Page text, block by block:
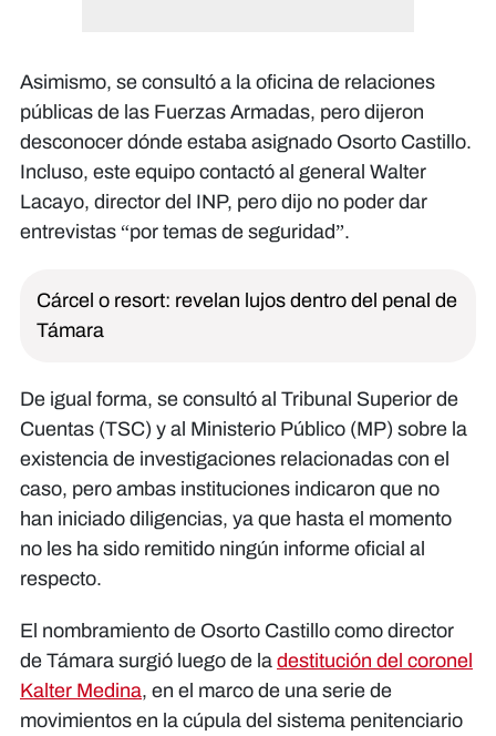
Asimismo, se consultó a la oficina de relaciones
públicas de las Fuerzas Armadas, pero dijeron
desconocer dónde estaba asignado Osorto Castillo.
Incluso, este equipo contactó al general Walter
Lacayo, director del INP, pero dijo no poder dar
entrevistas “por temas de seguridad”.
Cárcel o resort: revelan lujos dentro del penal de
Támara
De igual forma, se consultó al Tribunal Superior de
Cuentas (TSC) y al Ministerio Público (MP) sobre la
existencia de investigaciones relacionadas con el
caso, pero ambas instituciones indicaron que no
han iniciado diligencias, ya que hasta el momento
no les ha sido remitido ningún informe oficial al
respecto.
El nombramiento de Osorto Castillo como director
de Támara surgió luego de la destitución del coronel
Kalter Medina, en el marco de una serie de
movimientos en la cúpula del sistema penitenciario